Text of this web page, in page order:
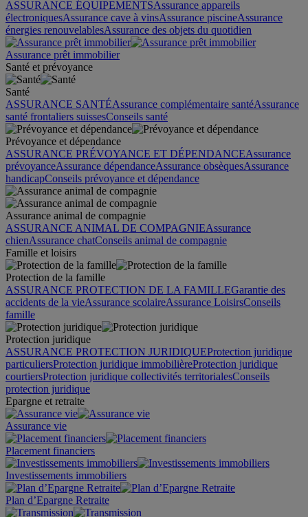
ASSURANCE ÉQUIPEMENTSAssurance appareils
électroniquesAssurance cave à vinsAssurance piscineAssurance
énergies renouvelablesAssurance des objets du quotidien
Assurance prêt immobilier
Santé et prévoyance
Santé
ASSURANCE SANTÉAssurance complémentaire santéAssurance
santé frontaliers suissesConseils santé
Prévoyance et dépendance
ASSURANCE PRÉVOYANCE ET DÉPENDANCEAssurance
prévoyanceAssurance dépendanceAssurance obsèquesAssurance
handicapConseils prévoyance et dépendance
Assurance animal de compagnie
ASSURANCE ANIMAL DE COMPAGNIEAssurance
chienAssurance chatConseils animal de compagnie
Famille et loisirs
Protection de la famille
ASSURANCE PROTECTION DE LA FAMILLEGarantie des
accidents de la vieAssurance scolaireAssurance LoisirsConseils
famille
Protection juridique
ASSURANCE PROTECTION JURIDIQUEProtection juridique
particuliersProtection juridique immobilièreProtection juridique
courtiersProtection juridique collectivités territorialesConseils
protection juridique
Epargne et retraite
Assurance vie
Placement financiers
Investissements immobiliers
Plan d’Epargne Retraite